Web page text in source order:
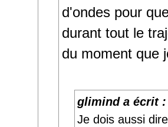
d'ondes pour
durant tout le
du moment que
glimind a écrit :
Je dois aussi